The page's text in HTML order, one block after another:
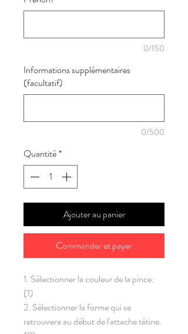
0/150
Informations supplémentaires
(facultatif)
0/500
Quantité*
Ajouter au panier
Commander et payer
1. Sélectionner la couleur de la pince.
(1)
2. Sélectionner la forme qui se
retrouvera au début de l'attache tétine.